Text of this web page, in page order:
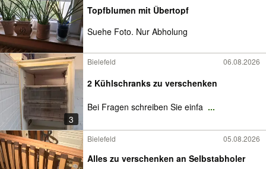
Topfblumen mit Übertopf
Suehe Foto. Nur Abholung
3
Bielefeld 06.08.2026
2 Kühlschranks zu verschenken
Bei Fragen schreiben Sie einfa ...
Bielefeld 05.08.2026
Alles zu verschenken an Selbstabholer